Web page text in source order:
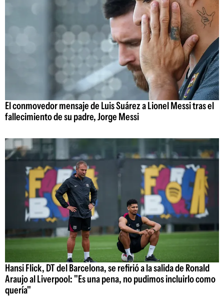
El conmovedor mensaje de Luis Suárez a Lionel Messi tras el
fallecimiento de su padre, Jorge Messi
Hansi Flick, DT del Barcelona, se refirió a la salida de Ronald
Araujo al Liverpool: "Es una pena, no pudimos incluirlo como
quería"